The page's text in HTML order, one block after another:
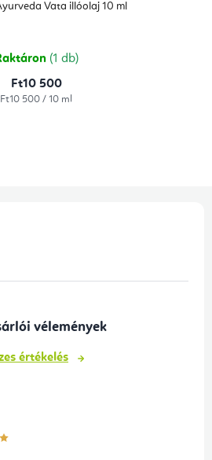
Vata illóolaj 10 ml
(1 db)
Ft10 500
Egységár:
Ft10 500 / 10 ml
vélemények
értékelés